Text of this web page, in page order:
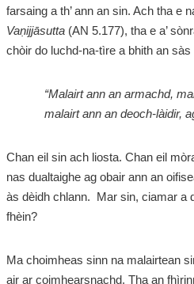
farsaing a th’ ann an sin. Ach tha e
Vaṇijjāsutta (AN 5.177), tha e a’
chòir do luchd-na-tìre a bhith an sàs
“Malairt ann an armachd,
malairt ann an deoch-làidir,
Chan eil sin ach liosta. Chan eil
nas dualtaighe ag obair ann an
às dèidh chlann. Mar sin, ciamar a
fhèin?
Ma choimheas sinn na malairtean
air ar coimhearsnachd. Tha an